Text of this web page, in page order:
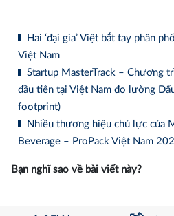
Hai ‘đại gia’ Việt bắt tay phân
Việt Nam
Startup MasterTrack – Chương
đầu tiên tại Việt Nam đo lường
footprint)
Nhiều thương hiệu chủ lực của
Beverage – ProPack Việt Nam
Bạn nghĩ sao về bài viết này?